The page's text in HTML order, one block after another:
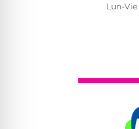
Lun-Vie